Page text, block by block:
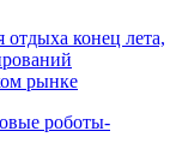
рынке
роботы-